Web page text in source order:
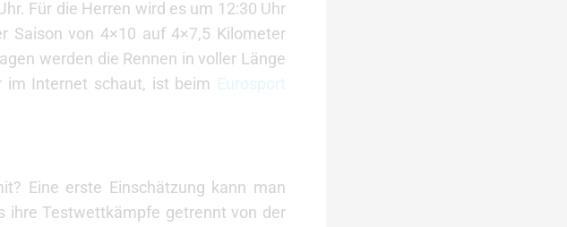
Für die Herren wird es um 12:30 Uhr
Saison von 4×10 auf 4×7,5 Kilometer
werden die Rennen in voller Länge
im Internet schaut, ist beim Eurosport
Eine erste Einschätzung kann man
ihre Testwettkämpfe getrennt von der